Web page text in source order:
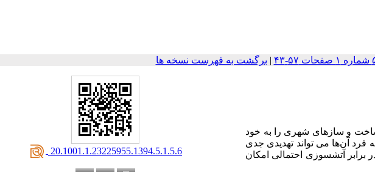
| برگشت به فهرست نسخه ها
‎ 20.1001.1.23225955.1394.5.1.5.6
و سازهای شهری را به خود
آن‌ها می تواند تهدیدی جدی
آتش­سوزی احتمالی امکان